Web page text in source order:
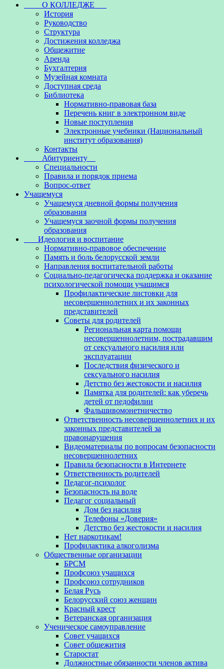
О КОЛЛЕДЖЕ
История
Руководство
Структура
Достижения колледжа
Общежитие
Аренда
Бухгалтерия
Музейная комната
Доступная среда
Библиотека
Нормативно-правовая база
Перечень книг в электронном виде
Новые поступления
Электронные учебники (Национальный
институт образования)
Контакты
Абитуриенту
Специальности
Правила и порядок приема
Вопрос-ответ
Учащемуся
Учащемуся дневной формы получения
образования
Учащемуся заочной формы получения
образования
Идеология и воспитание
Нормативно-правовое обеспечение
Память и боль белорусской земли
Направления воспитательной работы
Социально-педагогическа поддержка и оказание
психологической помощи учащимся
Профилактические листовки для
несовершеннолетних и их законных
представителей
Советы для родителей
Региональная карта помощи
несовершеннолетним, пострадавшим
от сексуального насилия или
эксплуатации
Последствия физического и
сексуального насилия
Детство без жестокости и насилия
Памятка для родителей: как уберечь
детей от педофилии
Фальшивомонетничество
Ответственность несовершеннолетних и их
законных представителей за
правонарушения
Видеоматериалы по вопросам безопасности
несовершеннолетних
Правила безопасности в Интернете
Ответственность родителей
Педагог-психолог
Безопасность на воде
Педагог социальный
Дом без насилия
Телефоны «Доверия»
Детство без жестокости и насилия
Нет наркотикам!
Профилактика алкоголизма
Общественные организации
БРСМ
Профсоюз учащихся
Профсоюз сотрудников
Белая Русь
Белорусский союз женщин
Красный крест
Ветеранская организация
Ученическое самоуправление
Совет учащихся
Совет общежития
Старостат
Должностные обязанности членов актива